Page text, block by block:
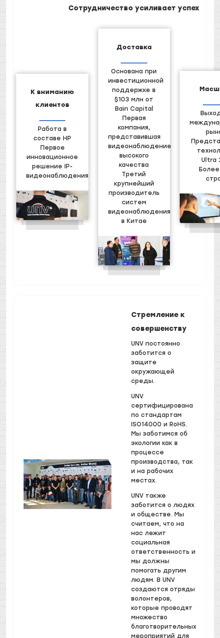
Сотрудничество усиливает успех
К вниманию
клиентов
Работа в
составе HP
Первое
инновационное
решение IP-
видеонаблюдения
Доставка
Основана при
инвестиционной
поддержке в
$103 млн от
Bain Capital
Первая
компания,
представившая
видеонаблюдение
высокого
качества
Третий
крупнейший
производитель
систем
видеонаблюдения
в Китае
Ultra
Стремление к
совершенству
UNV постоянно
заботится о
защите
окружающей
среды.
UNV
сертифицирована
по стандартам
ISO14000 и RoHS.
Мы заботимся об
экологии как в
процессе
производства, так
и на рабочих
местах.
UNV также
заботится о людях
и обществе. Мы
считаем, что на
нас лежит
социальная
ответственность и
мы должны
помогать другим
людям. В UNV
создаются отряды
волонтеров,
которые проводят
множество
благотворительных
мероприятий для